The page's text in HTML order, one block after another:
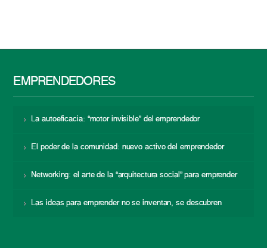
EMPRENDEDORES
La autoeficacia: “motor invisible” del emprendedor
El poder de la comunidad: nuevo activo del emprendedor
Networking: el arte de la “arquitectura social” para emprender
Las ideas para emprender no se inventan, se descubren